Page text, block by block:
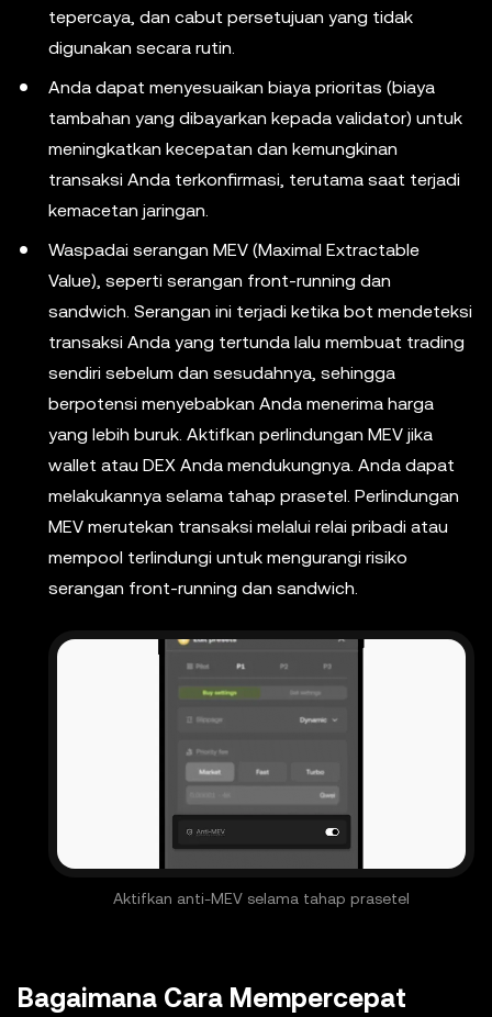
tepercaya, dan cabut persetujuan yang tidak
digunakan secara rutin.
Anda dapat menyesuaikan biaya prioritas (biaya
tambahan yang dibayarkan kepada validator) untuk
meningkatkan kecepatan dan kemungkinan
transaksi Anda terkonfirmasi, terutama saat terjadi
kemacetan jaringan.
Waspadai serangan MEV (Maximal Extractable
Value), seperti serangan front-running dan
sandwich. Serangan ini terjadi ketika bot mendeteksi
transaksi Anda yang tertunda lalu membuat trading
sendiri sebelum dan sesudahnya, sehingga
berpotensi menyebabkan Anda menerima harga
yang lebih buruk. Aktifkan perlindungan MEV jika
wallet atau DEX Anda mendukungnya. Anda dapat
melakukannya selama tahap prasetel. Perlindungan
MEV merutekan transaksi melalui relai pribadi atau
mempool terlindungi untuk mengurangi risiko
serangan front-running dan sandwich.
Aktifkan anti-MEV selama tahap prasetel
Bagaimana Cara Mempercepat